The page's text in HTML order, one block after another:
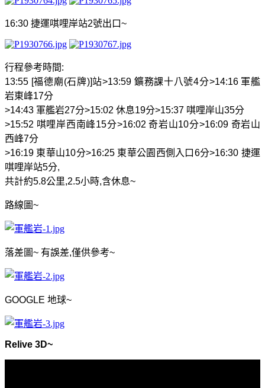
16:30 捷運唭哩岸站2號出口~
行程參考時間:
13:55 [福德廟(石牌)]站>13:59 鑛務課十八號4分>14:16 軍艦
岩東峰17分
>14:43 軍艦岩27分>15:02 休息19分>15:37 唭哩岸山35分
>15:52 唭哩岸西南峰15分>16:02奇岩山10分>16:09 奇岩山
西峰7分
>16:19 東華山10分>16:25 東華公園西側入口 6分>16:30 捷運
唭哩岸站5分,
共計約5.8公里,2.5小時,含休息~
路線圖~
落差圖~ 有誤差,僅供參考~
GOOGLE 地球~
Relive 3D~